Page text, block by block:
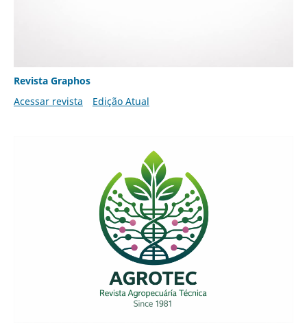
Revista Graphos
Acessar revista
Edição Atual